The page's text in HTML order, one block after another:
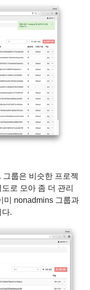
. 그룹은 비슷한 프로젝
로 모아 좀 더 관리
미 nonadmins 그룹과
다.